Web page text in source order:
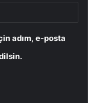
adım, e-posta